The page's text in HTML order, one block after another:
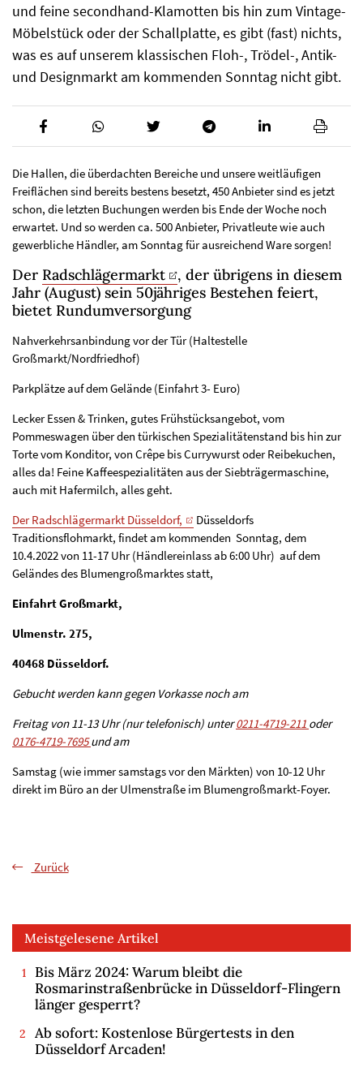
und feine secondhand-Klamotten bis hin zum Vintage-
Möbelstück oder der Schallplatte, es gibt (fast) nichts,
was es auf unserem klassischen Floh-, Trödel-, Antik-
und Designmarkt am kommenden Sonntag nicht gibt.
Die Hallen, die überdachten Bereiche und unsere weitläufigen
Freiflächen sind bereits bestens besetzt, 450 Anbieter sind es jetzt
schon, die letzten Buchungen werden bis Ende der Woche noch
erwartet. Und so werden ca. 500 Anbieter, Privatleute wie auch
gewerbliche Händler, am Sonntag für ausreichend Ware sorgen!
Der Radschlägermarkt
, der übrigens in diesem
Jahr (August) sein 50jähriges Bestehen feiert,
bietet Rundumversorgung
Nahverkehrsanbindung vor der Tür (Haltestelle
Großmarkt/Nordfriedhof)
Parkplätze auf dem Gelände (Einfahrt 3- Euro)
Lecker Essen & Trinken, gutes Frühstücksangebot, vom
Pommeswagen über den türkischen Spezialitätenstand bis hin zur
Torte vom Konditor, von Crêpe bis Currywurst oder Reibekuchen,
alles da! Feine Kaffeespezialitäten aus der Siebträgermaschine,
auch mit Hafermilch, alles geht.
Der Radschlägermarkt Düsseldorf,
Düsseldorfs
Traditionsflohmarkt, findet am kommenden Sonntag, dem
10.4.2022 von 11-17 Uhr (Händlereinlass ab 6:00 Uhr) auf dem
Geländes des Blumengroßmarktes statt,
Einfahrt Großmarkt,
Ulmenstr. 275,
40468 Düsseldorf.
Gebucht werden kann gegen Vorkasse noch am
Freitag von 11-13 Uhr (nur telefonisch) unter0211-4719-211 oder
0176-4719-7695und am
Samstag (wie immer samstags vor den Märkten) von 10-12 Uhr
direkt im Büro an der Ulmenstraße im Blumengroßmarkt-Foyer.
Zurück
Meistgelesene Artikel
Bis März 2024: Warum bleibt die
Rosmarinstraßenbrücke in Düsseldorf-Flingern
länger gesperrt?
Ab sofort: Kostenlose Bürgertests in den
Düsseldorf Arcaden!